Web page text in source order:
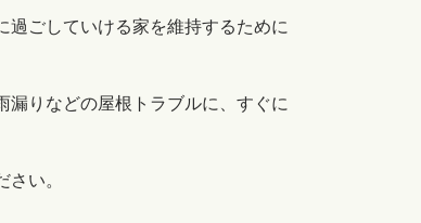
過ごしていける家を維持するために
漏りなどの屋根トラブルに、すぐに
い。